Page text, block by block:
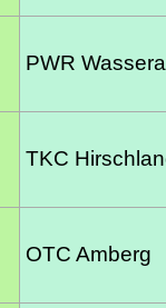
PWR
TKC
OTC Amberg